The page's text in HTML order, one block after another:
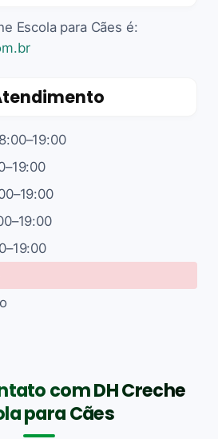
Escola para Cães é:
com DH Creche
para Cães